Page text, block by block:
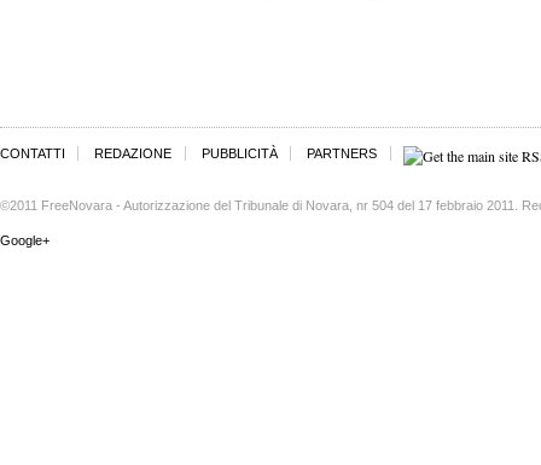
CONTATTI REDAZIONE PUBBLICITÀ PARTNERS
©2011 FreeNovara - Autorizzazione del Tribunale di Novara, nr 504 del 17 febbraio 2011.
Google+